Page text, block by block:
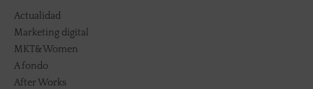
Actualidad
Marketing digital
MKT&Women
A fondo
After Works